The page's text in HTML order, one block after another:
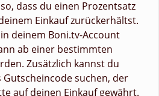
dass du einen Prozentsatz
Einkauf zurückerhältst.
deinem Boni.tv-Account
ab einer bestimmten
Zusätzlich kannst du
suchen, der
auf deinen Einkauf gewährt.